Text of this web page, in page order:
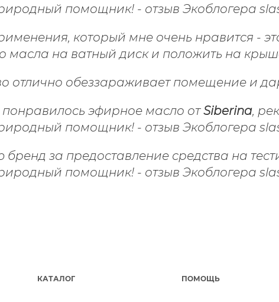
который мне очень нравится -
масла на ватный диск и положить на
отлично обеззараживает помещение и
эфирное масло отSiberina,
за предоставление средства на
КАТАЛОГ ПОМОЩЬ